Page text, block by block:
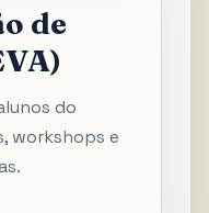
de
do
workshops e